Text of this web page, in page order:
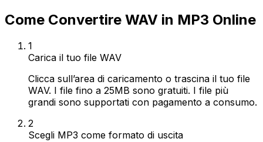
Come Convertire WAV in MP3 Online
1
Carica il tuo file WAV
Clicca sull’area di caricamento o trascina il tuo file
WAV. I file fino a 25MB sono gratuiti. I file più
grandi sono supportati con pagamento a consumo.
2
Scegli MP3 come formato di uscita